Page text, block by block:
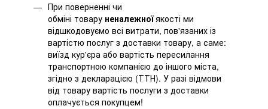
При поверненні чи
обміні товару неналежноїякості ми
відшкодовуємо всі витрати, пов'язаних із
вартістю послуг з доставки товару, а саме:
виїзд кур'єра або вартість пересилання
транспортною компанією до іншого міста,
згідно з декларацією (ТТН). У разі відмови
від товару вартість послуги з доставки
оплачується покупцем!